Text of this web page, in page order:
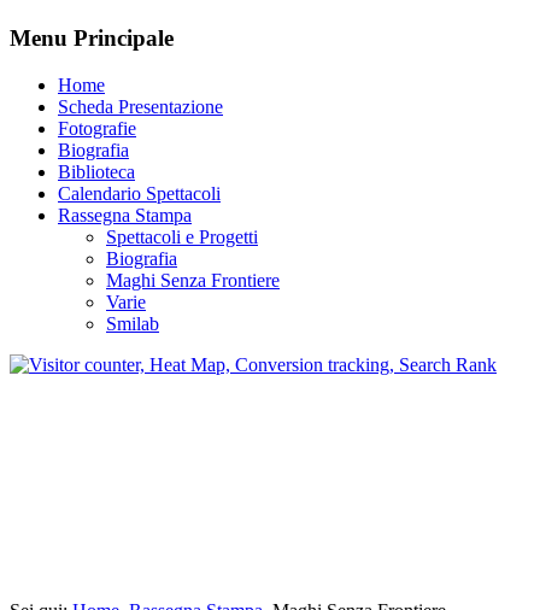
Menu Principale
Home
Scheda Presentazione
Fotografie
Biografia
Biblioteca
Calendario Spettacoli
Rassegna Stampa
Spettacoli e Progetti
Biografia
Maghi Senza Frontiere
Varie
Smilab